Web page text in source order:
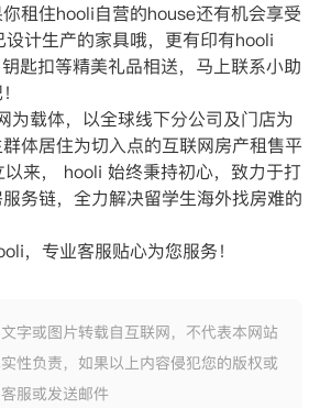
租住hooli自营的house还有机会享受
计生产的家具哦，更有印有hooli
匙扣等精美礼品相送，马上联系小助
为载体，以全球线下分公司及门店为
体居住为切入点的互联网房产租售平
来， hooli 始终秉持初心，致力于打
务链，全力解决留学生海外找房难的
，专业客服贴心为您服务！
字或图片转载自互联网，不代表本网站
性负责，如果以上内容侵犯您的版权或
服或发送邮件